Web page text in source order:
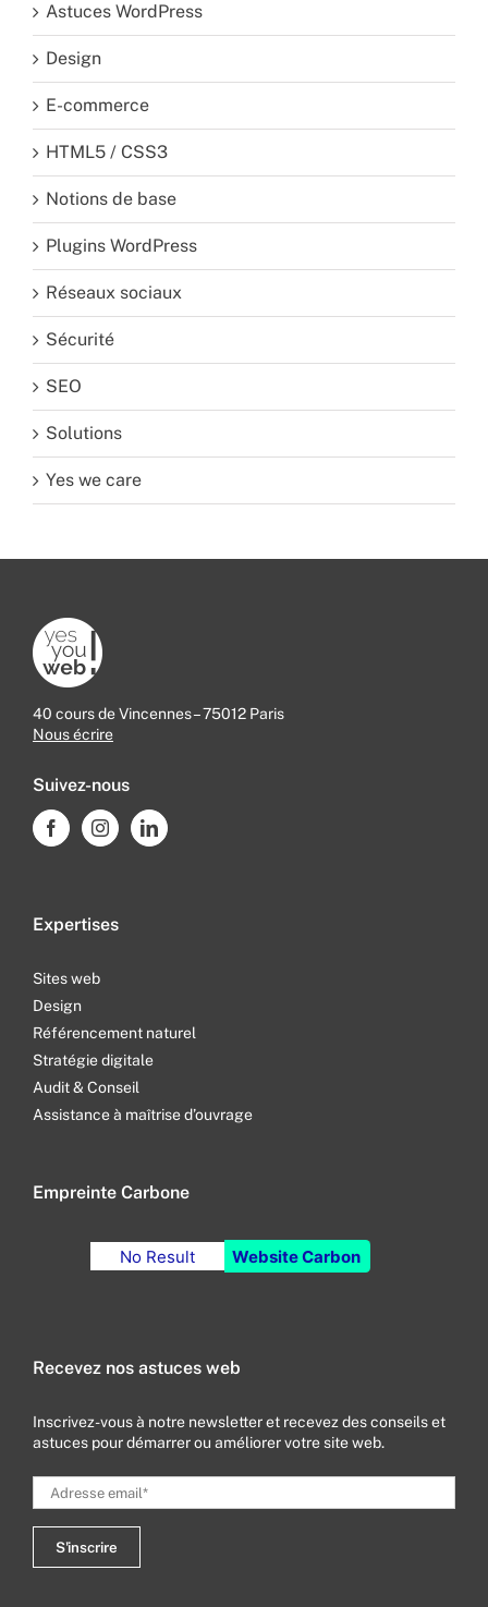
Astuces WordPress
Design
E-commerce
HTML5 / CSS3
Notions de base
Plugins WordPress
Réseaux sociaux
Sécurité
SEO
Solutions
Yes we care
40 cours de Vincennes – 75012 Paris
Nous écrire
Suivez-nous
Expertises
Sites web
Design
Référencement naturel
Stratégie digitale
Audit & Conseil
Assistance à maîtrise d’ouvrage
Empreinte Carbone
No Result Website Carbon
Recevez nos astuces web
Inscrivez-vous à notre newsletter et recevez des conseils et
astuces pour démarrer ou améliorer votre site web.